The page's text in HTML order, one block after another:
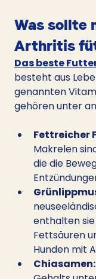
Was sollte
Arthritis
Das beste
besteht aus
genannten
gehören unter
Fettreicher
Makrelen
die die
enthalten
Fettsäuren
Hunden mit
Chiasamen: